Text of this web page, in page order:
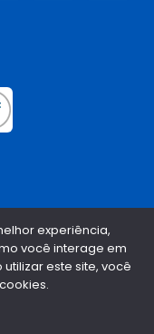
0001-89
Todos os
experiência,
você interage em
este site, você